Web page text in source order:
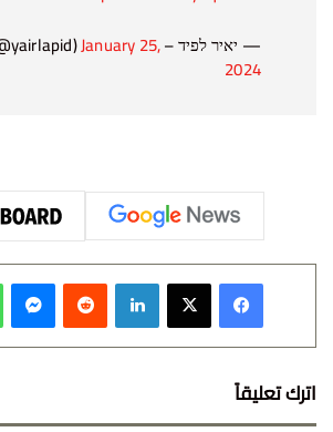
— יאיר לפיד – Yair Lapid (@yairlapid)January 25,
2024
فيسبوك ‫X لينكدإن
اترك تعليقاً